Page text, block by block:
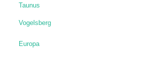
Taunus
Vogelsberg
Europa